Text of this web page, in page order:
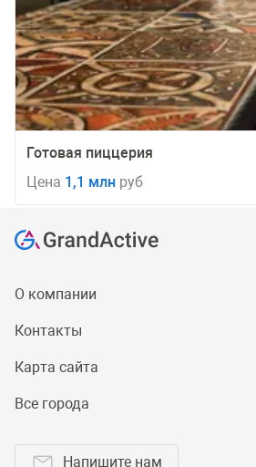
Готовая пиццерия
Цена 1,1 млн руб
О компании
Контакты
Карта сайта
Все города
Напишите нам